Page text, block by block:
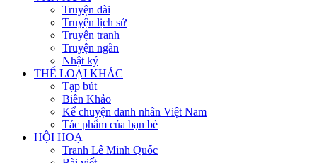
Truyện dài
Truyện lịch sử
Truyện tranh
Truyện ngắn
Nhật ký
THỂ LOẠI KHÁC
Tạp bút
Biên Khảo
Kể chuyện danh nhân Việt Nam
Tác phẩm của bạn bè
HỘI HOẠ
Tranh Lê Minh Quốc